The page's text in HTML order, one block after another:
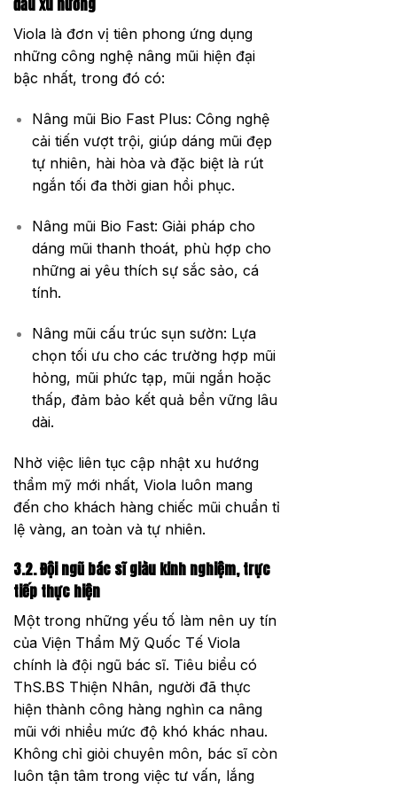
đầu xu hướng
Viola là đơn vị tiên phong ứng dụng
những công nghệ nâng mũi hiện đại
bậc nhất, trong đó có:
Nâng mũi Bio Fast Plus: Công nghệ
cải tiến vượt trội, giúp dáng mũi đẹp
tự nhiên, hài hòa và đặc biệt là rút
ngắn tối đa thời gian hồi phục.
Nâng mũi Bio Fast: Giải pháp cho
dáng mũi thanh thoát, phù hợp cho
những ai yêu thích sự sắc sảo, cá
tính.
Nâng mũi cấu trúc sụn sườn: Lựa
chọn tối ưu cho các trường hợp mũi
hỏng, mũi phức tạp, mũi ngắn hoặc
thấp, đảm bảo kết quả bền vững lâu
dài.
Nhờ việc liên tục cập nhật xu hướng
thẩm mỹ mới nhất, Viola luôn mang
đến cho khách hàng chiếc mũi chuẩn tỉ
lệ vàng, an toàn và tự nhiên.
3.2. Đội ngũ bác sĩ giàu kinh nghiệm, trực
tiếp thực hiện
Một trong những yếu tố làm nên uy tín
của Viện Thẩm Mỹ Quốc Tế Viola
chính là đội ngũ bác sĩ. Tiêu biểu có
ThS.BS Thiện Nhân, người đã thực
hiện thành công hàng nghìn ca nâng
mũi với nhiều mức độ khó khác nhau.
Không chỉ giỏi chuyên môn, bác sĩ còn
luôn tận tâm trong việc tư vấn, lắng